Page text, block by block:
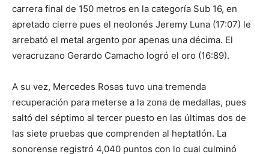
carrera final de 150 metros en la categoría Sub 16, en
apretado cierre pues el neolonés Jeremy Luna (17:07) le
arrebató el metal argento por apenas una décima. El
veracruzano Gerardo Camacho logró el oro (16:89).
A su vez, Mercedes Rosas tuvo una tremenda
recuperación para meterse a la zona de medallas, pues
saltó del séptimo al tercer puesto en las últimas dos de
las siete pruebas que comprenden al heptatlón. La
sonorense registró 4,040 puntos con lo cual culminó